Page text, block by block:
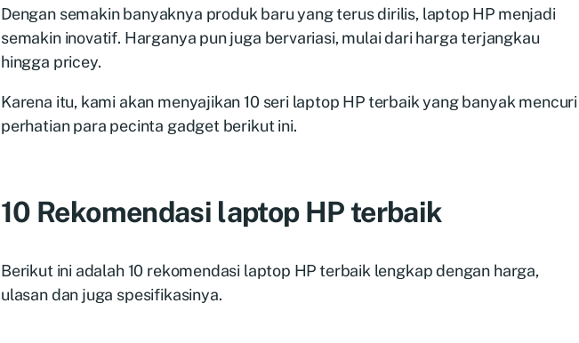
Dengan semakin banyaknya produk baru yang terus dirilis, laptop HP menjadi
semakin inovatif. Harganya pun juga bervariasi, mulai dari harga terjangkau
hingga pricey.
Karena itu, kami akan menyajikan 10 seri laptop HP terbaik yang banyak mencuri
perhatian para pecinta gadget berikut ini.
10 Rekomendasi laptop HP terbaik
Berikut ini adalah 10 rekomendasi laptop HP terbaik lengkap dengan harga,
ulasan dan juga spesifikasinya.